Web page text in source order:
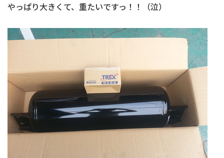
やっぱり大きくて、重たいですっ！！（泣）